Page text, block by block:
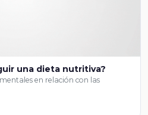
una dieta nutritiva?
en relación con las